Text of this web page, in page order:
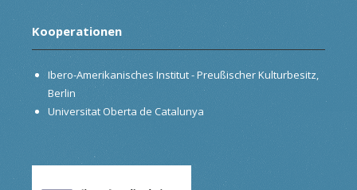
Kooperationen
Ibero-Amerikanisches Institut - Preußischer Kulturbesitz,
Berlin
Universitat Oberta de Catalunya